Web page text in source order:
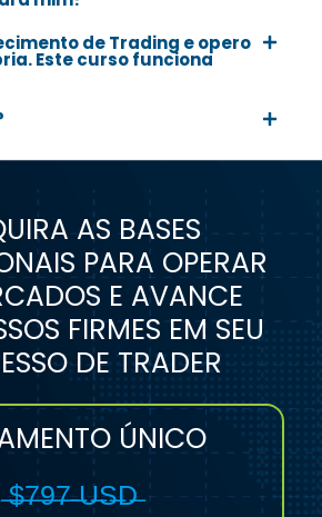
de Trading e opero
Este curso funciona
AS BASES
PARA OPERAR
E AVANCE
FIRMES EM SEU
DE TRADER
ÚNICO
̶$̶7̶9̶7̶ ̶U̶S̶D̶